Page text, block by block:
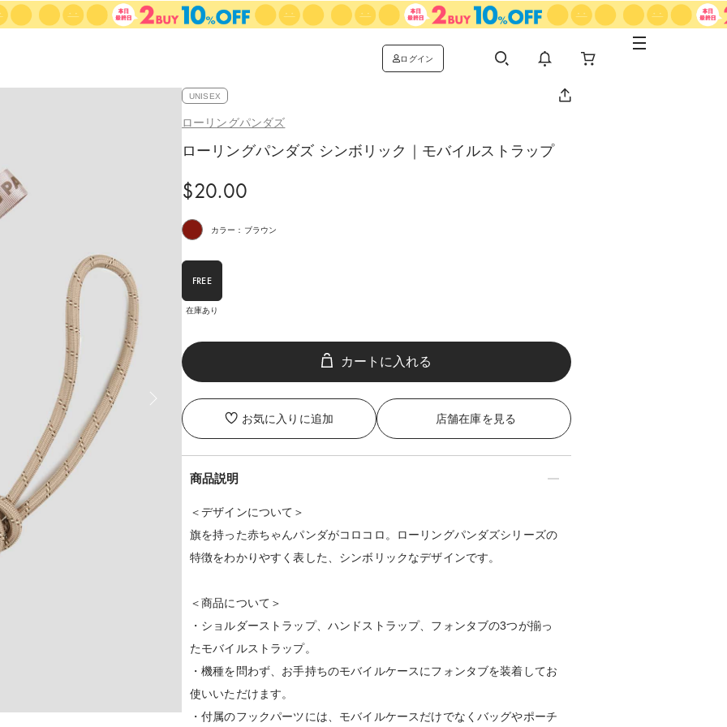
ログイン
UNISEX
ローリングパンダズ
ローリングパンダズ シンボリック｜モバイルストラップ
$‌20.00
カラー：ブラウン
FREE
在庫あり
お気に入りに追加 店舗在庫を見る
商品説明
＜デザインについて＞
旗を持った赤ちゃんパンダがコロコロ。ローリングパンダズシリーズの
特徴をわかりやすく表した、シンボリックなデザインです。
＜商品について＞
・ショルダーストラップ、ハンドストラップ、フォンタブの3つが揃っ
たモバイルストラップ。
・機種を問わず、お手持ちのモバイルケースにフォンタブを装着してお
使いいただけます。
・付属のフックパーツには、モバイルケースだけでなくバッグやポーチ